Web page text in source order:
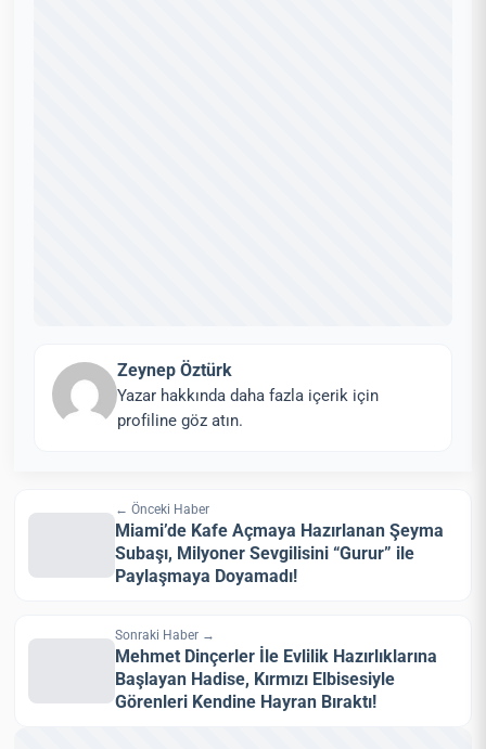
Zeynep Öztürk
Yazar hakkında daha fazla içerik için
profiline göz atın.
← Önceki Haber
Miami’de Kafe Açmaya Hazırlanan Şeyma
Subaşı, Milyoner Sevgilisini “Gurur” ile
Paylaşmaya Doyamadı!
Sonraki Haber →
Mehmet Dinçerler İle Evlilik Hazırlıklarına
Başlayan Hadise, Kırmızı Elbisesiyle
Görenleri Kendine Hayran Bıraktı!